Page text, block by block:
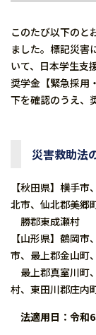
このたび以下のと
ました。標記災害
いて、日本学生支
奨学金【緊急採用
下を確認のうえ、
災害救助法
【秋田県】横手
北市、仙北郡美郷
勝郡東成瀬村
【山形県】鶴岡
市、最上郡金山町
最上郡真室川町
村、東田川郡庄内
法適用日：令和